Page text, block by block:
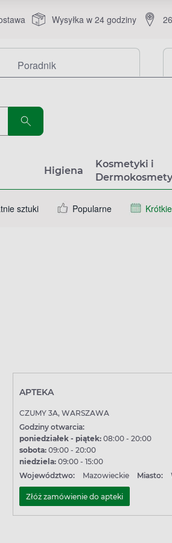
Wysyłka w 24 godziny
Poradnik
Higiena
Kosmetyki i
sztuki Popularne
APTEKA
CZUMY 3A, WARSZAWA
Godziny otwarcia:
poniedziałek - piątek: 08:00 - 20:00
sobota: 09:00 - 20:00
niedziela: 09:00 - 15:00
Województwo:
Mazowieckie Miasto:
Złóż zamówienie do apteki